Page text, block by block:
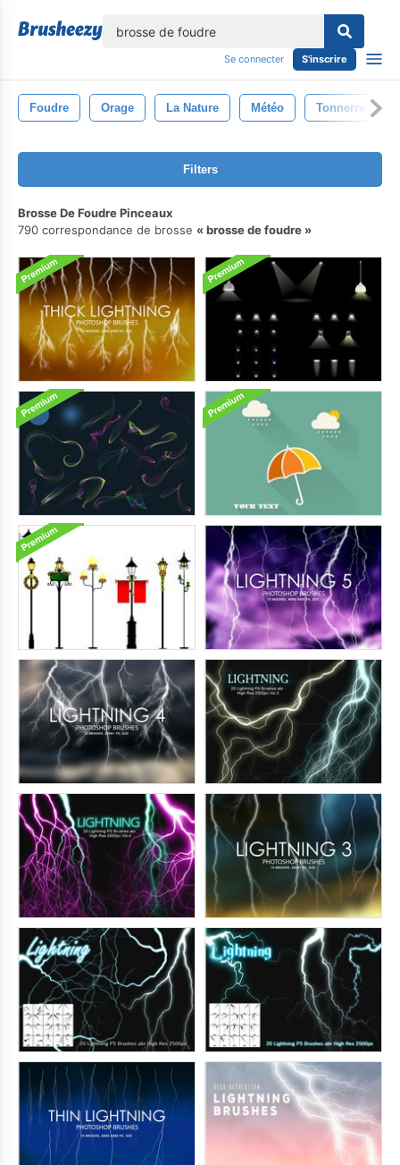
Se connecter S'inscrire
Foudre Orage La Nature Météo Tonnerre
Filters
Brosse De Foudre Pinceaux
790 correspondance de brosse
brosse de foudre